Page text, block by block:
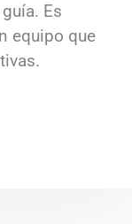
Es
equipo que